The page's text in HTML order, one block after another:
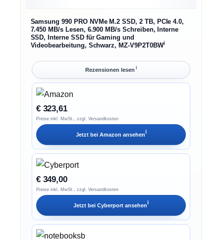
Samsung 990 PRO NVMe M.2 SSD, 2 TB, PCIe 4.0,
7.450 MB/s Lesen, 6.900 MB/s Schreiben, Interne
SSD, Interne SSD für Gaming und
Videobearbeitung, Schwarz, MZ-V9P2T0BWℹ︎
Rezensionen lesen ℹ︎
€ 323,61
Preise inkl. MwSt., zzgl. Versandkosten
Jetzt bei Amazon ansehenℹ︎
€ 349,00
Preise inkl. MwSt., zzgl. Versandkosten
Jetzt bei Cyberport ansehenℹ︎